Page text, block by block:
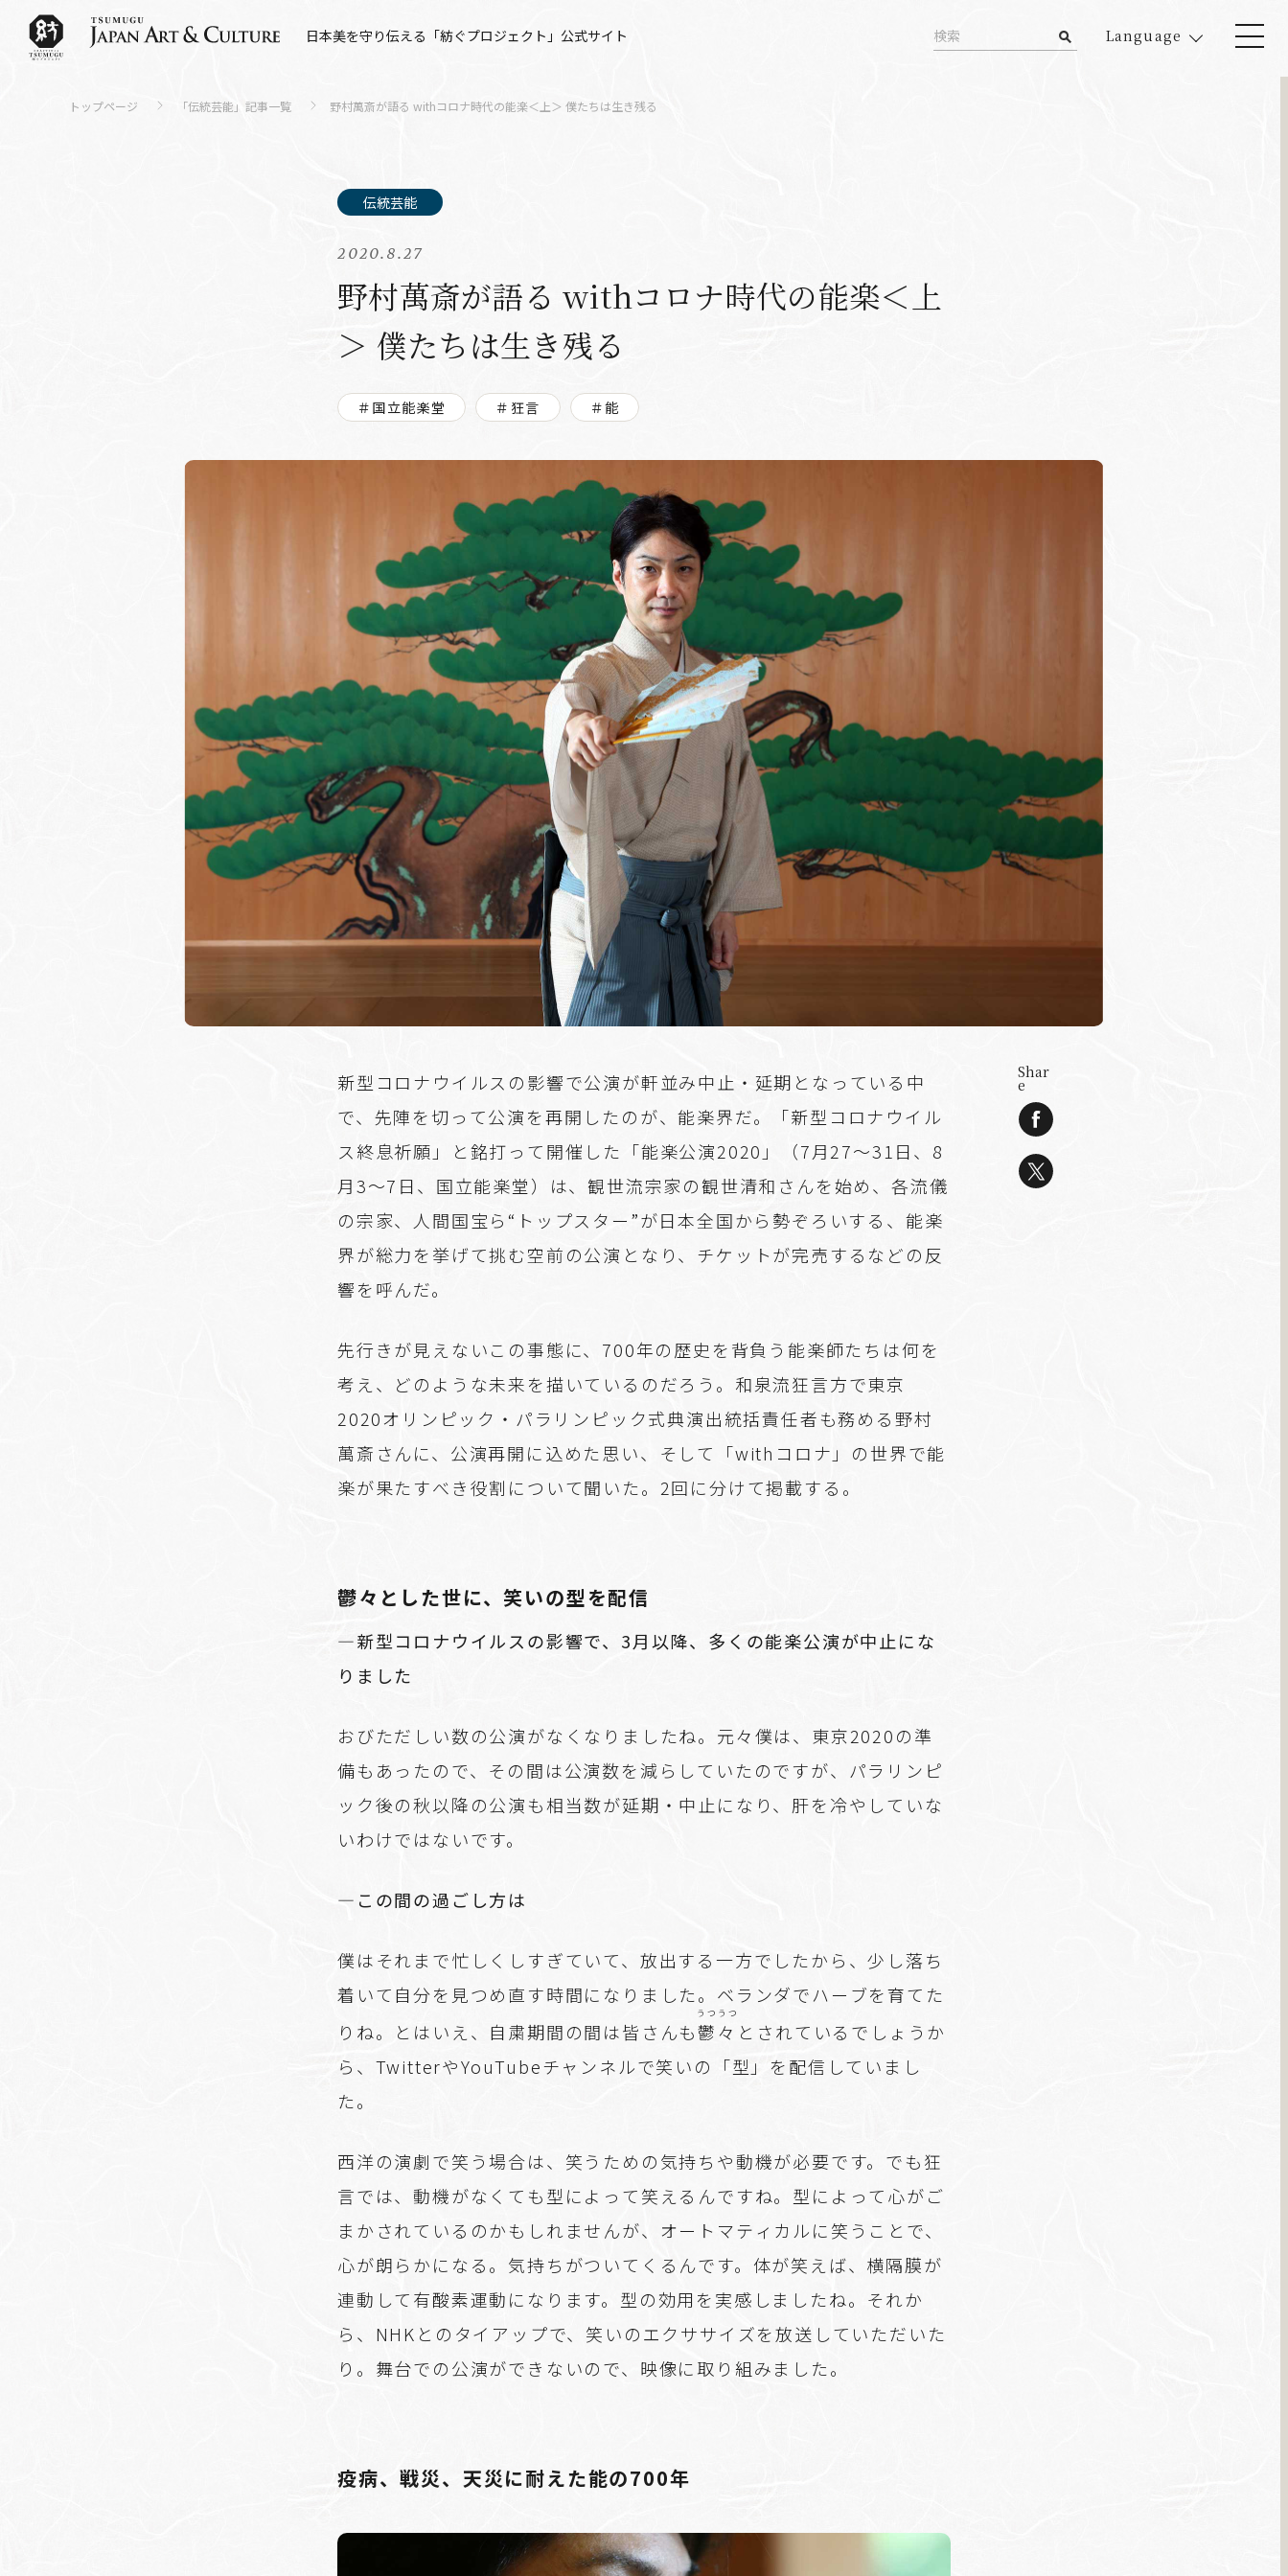
日本美を守り伝える「紡ぐプロジェクト」公式サイト Language
トップページ 「伝統芸能」記事一覧 野村萬斎が語る withコロナ時代の能楽＜上＞ 僕たちは生き残る
2020.8.27
野村萬斎が語る withコロナ時代の能楽＜上
＞ 僕たちは生き残る
＃国立能楽堂 ＃狂言 ＃能
新型コロナウイルスの影響で公演が軒並み中止・延期となっている中
で、先陣を切って公演を再開したのが、能楽界だ。「新型コロナウイル
ス終息祈願」と銘打って開催した「能楽公演2020」（7月27～31日、8
月3～7日、国立能楽堂）は、観世流宗家の観世清和さんを始め、各流儀
の宗家、人間国宝ら“トップスター”が日本全国から勢ぞろいする、能楽
界が総力を挙げて挑む空前の公演となり、チケットが完売するなどの反
響を呼んだ。
先行きが見えないこの事態に、700年の歴史を背負う能楽師たちは何を
考え、どのような未来を描いているのだろう。和泉流狂言方で東京
2020オリンピック・パラリンピック式典演出統括責任者も務める野村
萬斎さんに、公演再開に込めた思い、そして「withコロナ」の世界で能
楽が果たすべき役割について聞いた。2回に分けて掲載する。
鬱々とした世に、笑いの型を配信
―新型コロナウイルスの影響で、3月以降、多くの能楽公演が中止にな
りました
おびただしい数の公演がなくなりましたね。元々僕は、東京2020の準
備もあったので、その間は公演数を減らしていたのですが、パラリンピ
ック後の秋以降の公演も相当数が延期・中止になり、肝を冷やしていな
いわけではないです。
―この間の過ごし方は
僕はそれまで忙しくしすぎていて、放出する一方でしたから、少し落ち
着いて自分を見つめ直す時間になりました。ベランダでハーブを育てた
りね。とはいえ、自粛期間の間は皆さんも鬱々
うつうつ
とされているでしょうか
ら、TwitterやYouTubeチャンネルで笑いの「型」を配信していまし
た。
西洋の演劇で笑う場合は、笑うための気持ちや動機が必要です。でも狂
言では、動機がなくても型によって笑えるんですね。型によって心がご
まかされているのかもしれませんが、オートマティカルに笑うことで、
心が朗らかになる。気持ちがついてくるんです。体が笑えば、横隔膜が
連動して有酸素運動になります。型の効用を実感しましたね。それか
ら、NHKとのタイアップで、笑いのエクササイズを放送していただいた
り。舞台での公演ができないので、映像に取り組みました。
疫病、戦災、天災に耐えた能の700年
Shar
e